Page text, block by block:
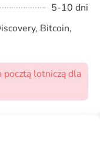
5-10 dni
Bitcoin,
pocztą lotniczą dla